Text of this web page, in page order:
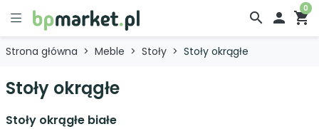
search  shopping_cart
0
Strona główna Meble Stoły Stoły okrągłe
Stoły okrągłe
Stoły okrągłe białe